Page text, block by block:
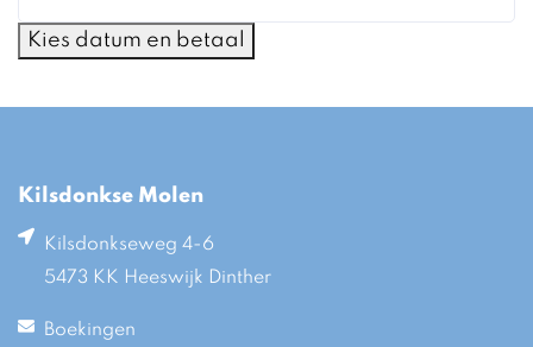
Kies datum en betaal
Kilsdonkse Molen
Kilsdonkseweg 4-6
5473 KK Heeswijk Dinther
Boekingen